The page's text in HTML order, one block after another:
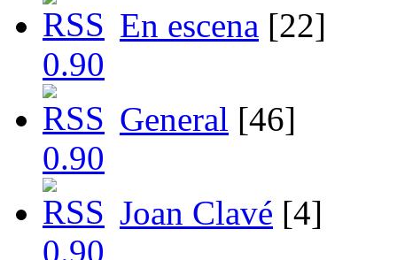
En escena [22]
General [46]
Joan Clavé [4]